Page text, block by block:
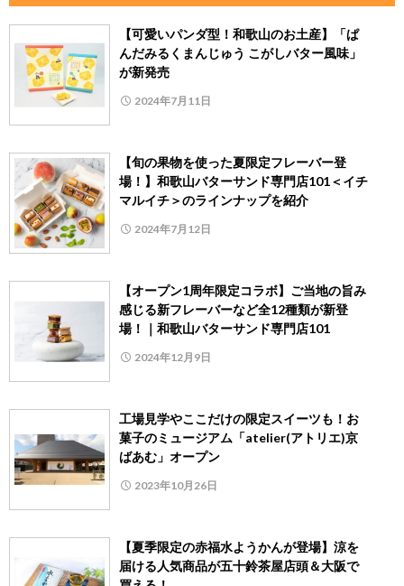
【可愛いパンダ型！和歌山のお土産】「ぱ
んだみるくまんじゅう こがしバター風味」
が新発売
2024年7月11日
【旬の果物を使った夏限定フレーバー登
場！】和歌山バターサンド専門店101＜イチ
マルイチ＞のラインナップを紹介
2024年7月12日
【オープン1周年限定コラボ】ご当地の旨み
感じる新フレーバーなど全12種類が新登
場！｜和歌山バターサンド専門店101
2024年12月9日
工場見学やここだけの限定スイーツも！お
菓子のミュージアム「atelier(アトリエ)京
ばあむ」オープン
2023年10月26日
【夏季限定の赤福水ようかんが登場】涼を
届ける人気商品が五十鈴茶屋店頭＆大阪で